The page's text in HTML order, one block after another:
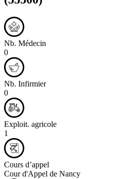
Nb. Médecin
0
Nb. Infirmier
0
Exploit. agricole
1
Cours d’appel
Cour d'Appel de Nancy